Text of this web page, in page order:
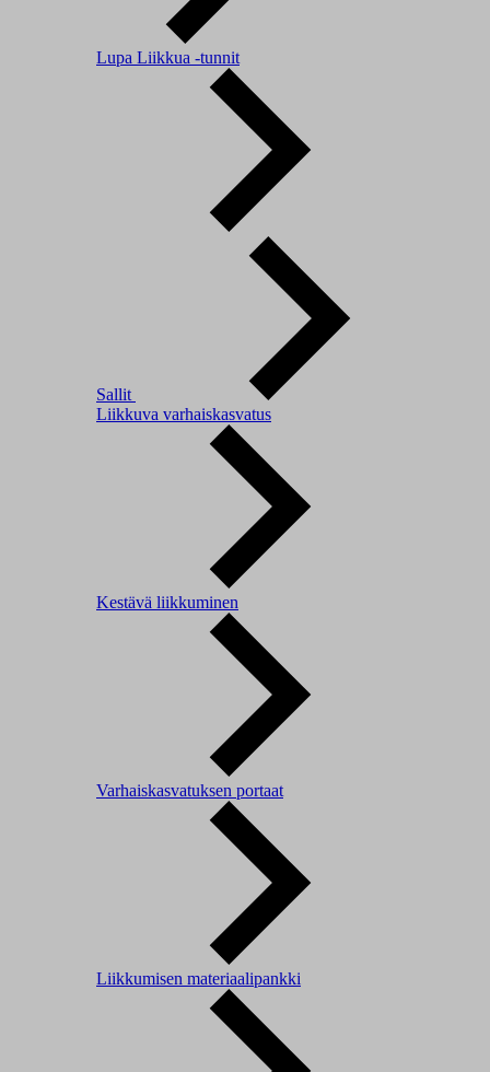
Lupa Liikkua -tunnit
Sallit
Liikkuva varhaiskasvatus
Kestävä liikkuminen
Varhaiskasvatuksen portaat
Liikkumisen materiaalipankki